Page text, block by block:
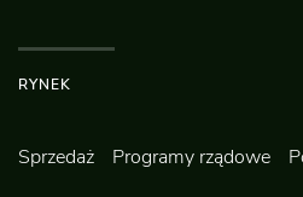
RYNEK
Sprzedaż Programy rządowe